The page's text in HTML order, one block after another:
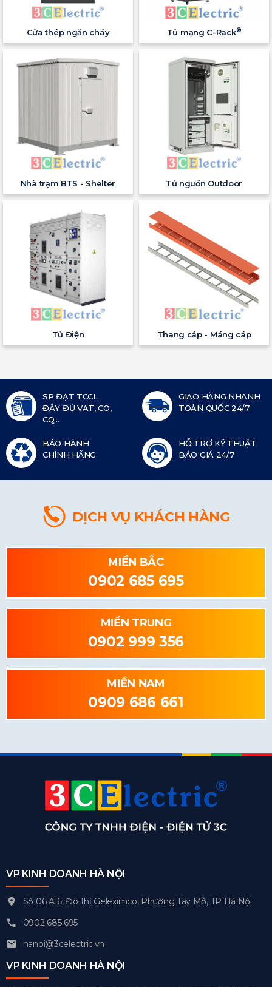
Cửa thép ngăn cháy Tủ mạng C-Rack®
Nhà trạm BTS - Shelter Tủ nguồn Outdoor
Tủ Điện Thang cáp - Máng cáp
SP ĐẠT TCCL
ĐẦY ĐỦ VAT, CO,
CQ...
GIAO HÀNG NHANH
TOÀN QUỐC 24/7
BẢO HÀNH
CHÍNH HÃNG
HỖ TRỢ KỸ THUẬT
BÁO GIÁ 24/7
DỊCH VỤ KHÁCH HÀNG
MIỀN BẮC
0902 685 695
MIỀN TRUNG
0902 999 356
MIỀN NAM
0909 686 661
VP KINH DOANH HÀ NỘI
Số 06 A16, Đô thị Geleximco, Phường Tây Mỗ, TP Hà Nội
0902 685 695
hanoi@3celectric.vn
VP KINH DOANH HÀ NỘI